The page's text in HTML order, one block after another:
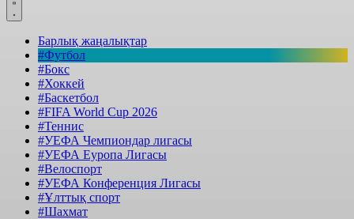
Барлық жаңалықтар
#Футбол
#Бокс
#Хоккей
#Баскетбол
#FIFA World Cup 2026
#Теннис
#УЕФА Чемпиондар лигасы
#УЕФА Еуропа Лигасы
#Велоспорт
#УЕФА Конференция Лигасы
#Ұлттық спорт
#Шахмат